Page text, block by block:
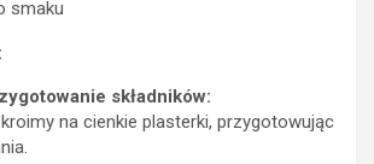
smaku
składników:
na cienkie plasterki, przygotowując